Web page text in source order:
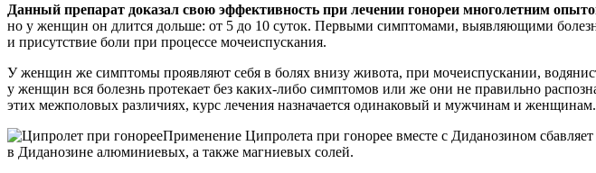
Данный препарат доказал свою эффективность при лечении гонореи многолетним
но у женщин он длится дольше: от 5 до 10 суток. Первыми симптомами, выявляющими
и присутствие боли при процессе мочеиспускания.
У женщин же симптомы проявляют себя в болях внизу живота, при мочеиспускании,
у женщин вся болезнь протекает без каких-либо симптомов или же они не правильно
этих межполовых различиях, курс лечения назначается одинаковый и мужчинам и женщинам.
Применение Ципролета при гонорее вместе с Диданозином
в Диданозине алюминиевых, а также магниевых солей.